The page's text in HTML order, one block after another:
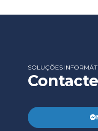
SOLUÇÕES